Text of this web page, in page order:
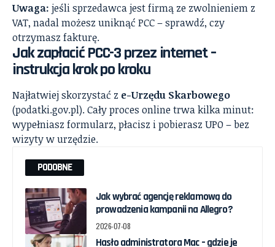
Uwaga: jeśli sprzedawca jest firmą ze zwolnieniem z
VAT, nadal możesz uniknąć PCC – sprawdź, czy
otrzymasz fakturę.
Jak zapłacić PCC-3 przez internet –
instrukcja krok po kroku
Najłatwiej skorzystać z e-Urzędu Skarbowego
(podatki.gov.pl). Cały proces online trwa kilka minut:
wypełniasz formularz, płacisz i pobierasz UPO – bez
wizyty w urzędzie.
PODOBNE
Jak wybrać agencję reklamową do
prowadzenia kampanii na Allegro?
2026-07-08
Hasło administratora Mac – gdzie je